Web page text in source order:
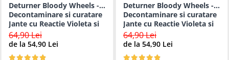
Deturner Bloody Wheels -
Decontaminare si curatare
Jante cu Reactie Violeta si
pH Neutru - 5L
64,90 Lei
de la 54,90 Lei
Deturner Bloody Wheels -
Decontaminare si curatare
Jante cu Reactie Violeta si
pH Neutru - 1L
64,90 Lei
de la 54,90 Lei